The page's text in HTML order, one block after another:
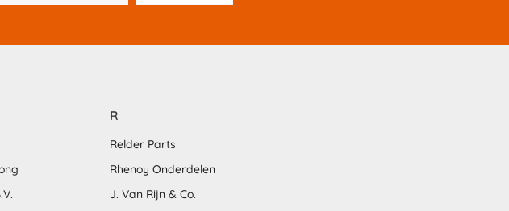
R
Relder Parts
Rhenoy Onderdelen
J. Van Rijn & Co.